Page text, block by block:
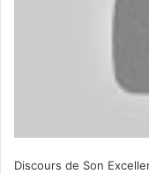
Discours de Son